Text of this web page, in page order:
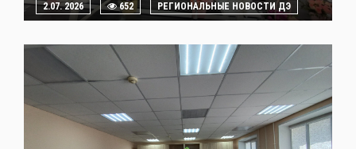
2.07. 2026 652 РЕГИОНАЛЬНЫЕ НОВОСТИ ДЭ